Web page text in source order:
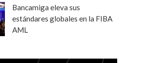
Bancamiga eleva sus
estándares globales en la FIBA
AML